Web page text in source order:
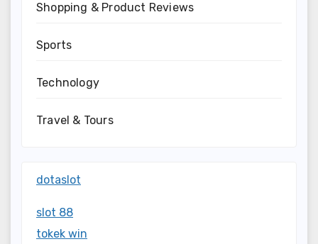
Shopping & Product Reviews
Sports
Technology
Travel & Tours
dotaslot
slot 88
tokek win